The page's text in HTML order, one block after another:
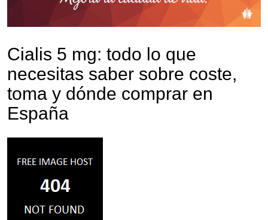
Cialis 5 mg: todo lo que
necesitas saber sobre coste,
toma y dónde comprar en
España